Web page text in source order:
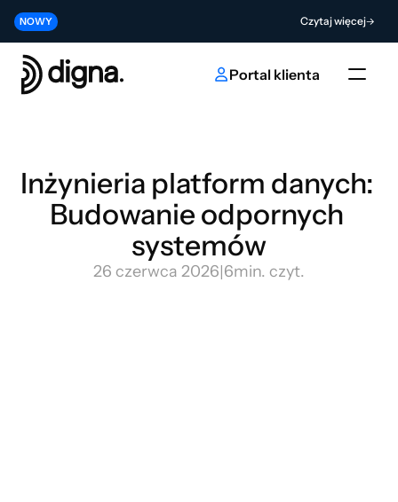
NOWY Czytaj więcej
Wersja 2026.06 — wprowadzenie Data Observability do Twojego kodu
NOWY Współtwórz przyszłość innowacji w obszarze sztucznej inteligencji i
Portal klienta
Inżynieria platform danych:
Budowanie odpornych
systemów
26 czerwca 2026|6min. czyt.